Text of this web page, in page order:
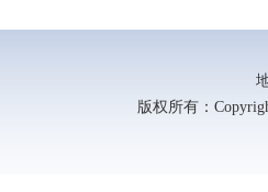
版权所有：